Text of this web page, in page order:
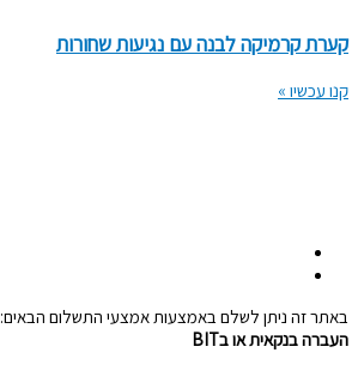
קערת קרמיקה לבנה עם נגיעות שחורות
קנו עכשיו »
באתר זה ניתן לשלם באמצעות אמצעי התשלום הבאים:
העברה בנקאית או בBIT